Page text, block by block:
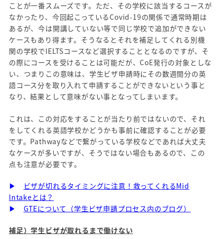
ことが一番スムーズです。ただ、その学校に該当するコースが
なかったり、今回起こっているCovid-19の関係で通常時期は
あるが、今は開講していない等で同じ学校で追加ができない
ケースもあり得ます。そうなるとそれを補足してくれる別機
関の学校でIELTSコースなど選択することとなるのですが、そ
の際にコースを受けることは可能だが、CoE発行の対象としな
い、つまりこの意味は、学生ビザ申請時にその数週間分の英
語コース分を取り入れて申請することができないという事と
なり、結果として意味がない事となってしまいます。
これは、この対応をすることが当たり前ではないので、それ
をしてくれる英語学校かどうかも事前に確認することが必要
です。Pathwayなどで繋がっている学校などであれば大丈夫
なケースが多いですが、そうではない場合もあるので、この
点も注意が必要です。
▶
ビザが切れるタイミングに注意！救ってくれるMid
Intakeとは？
▶
GTEについて（学生ビザ申請プロセス内のブログ）
補足）学生ビザが取れるまで働けない